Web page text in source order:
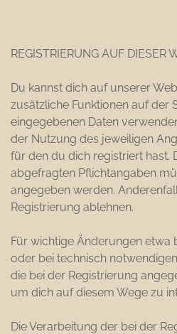
REGISTRIERUNG AUF DIESER
Du kannst dich auf unserer
zusätzliche Funktionen auf der
eingegebenen Daten
der Nutzung des jeweiligen
für den du dich registriert hast.
abgefragten Pflichtangaben
angegeben werden.
Registrierung ablehnen.
Für wichtige Änderungen
oder bei technisch
die bei der Registrierung
um dich auf diesem Wege zu
Die Verarbeitung der bei der